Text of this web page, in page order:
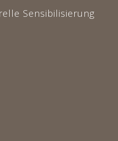
Sensibilisierung